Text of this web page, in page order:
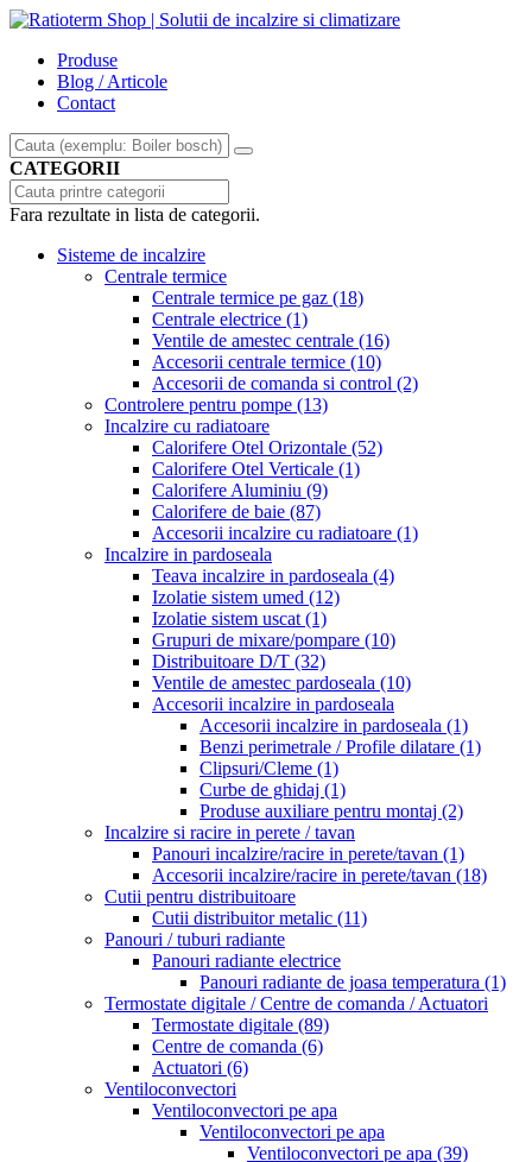
Produse
Blog / Articole
Contact
CATEGORII
Fara rezultate in lista de categorii.
Sisteme de incalzire
Centrale termice
Centrale termice pe gaz (18)
Centrale electrice (1)
Ventile de amestec centrale (16)
Accesorii centrale termice (10)
Accesorii de comanda si control (2)
Controlere pentru pompe (13)
Incalzire cu radiatoare
Calorifere Otel Orizontale (52)
Calorifere Otel Verticale (1)
Calorifere Aluminiu (9)
Calorifere de baie (87)
Accesorii incalzire cu radiatoare (1)
Incalzire in pardoseala
Teava incalzire in pardoseala (4)
Izolatie sistem umed (12)
Izolatie sistem uscat (1)
Grupuri de mixare/pompare (10)
Distribuitoare D/T (32)
Ventile de amestec pardoseala (10)
Accesorii incalzire in pardoseala
Accesorii incalzire in pardoseala (1)
Benzi perimetrale / Profile dilatare (1)
Clipsuri/Cleme (1)
Curbe de ghidaj (1)
Produse auxiliare pentru montaj (2)
Incalzire si racire in perete / tavan
Panouri incalzire/racire in perete/tavan (1)
Accesorii incalzire/racire in perete/tavan (18)
Cutii pentru distribuitoare
Cutii distribuitor metalic (11)
Panouri / tuburi radiante
Panouri radiante electrice
Panouri radiante de joasa temperatura (1)
Termostate digitale / Centre de comanda / Actuatori
Termostate digitale (89)
Centre de comanda (6)
Actuatori (6)
Ventiloconvectori
Ventiloconvectori pe apa
Ventiloconvectori pe apa
Ventiloconvectori pe apa (39)